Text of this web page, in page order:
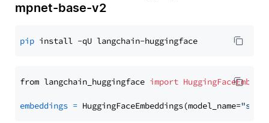
mpnet-base-v2
pip
from langchain_huggingface import
embeddings = HuggingFaceEmbeddings(model_name=